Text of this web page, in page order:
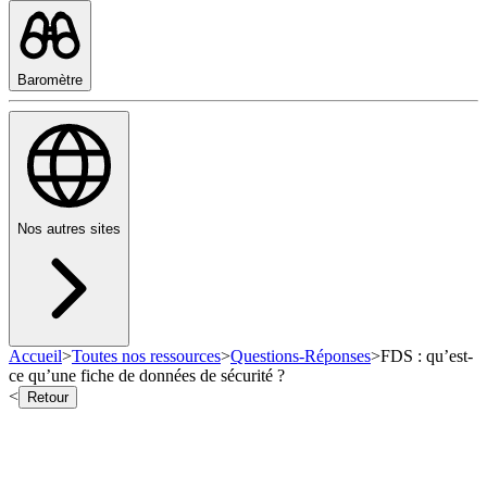
Baromètre
Nos autres sites
Accueil>Toutes nos ressources>Questions-Réponses>FDS : qu’est-
ce qu’une fiche de données de sécurité ?
<
Retour